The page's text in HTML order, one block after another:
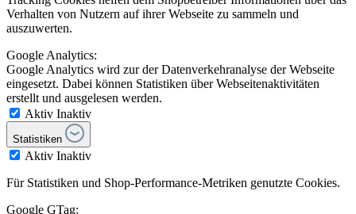
Verhalten von Nutzern auf ihrer Webseite zu sammeln und
auszuwerten.
Google Analytics:
Google Analytics wird zur der Datenverkehranalyse der Webseite
eingesetzt. Dabei können Statistiken über Webseitenaktivitäten
erstellt und ausgelesen werden.
Aktiv Inaktiv
Statistiken
Aktiv Inaktiv
Für Statistiken und Shop-Performance-Metriken genutzte Cookies.
Google GTag: